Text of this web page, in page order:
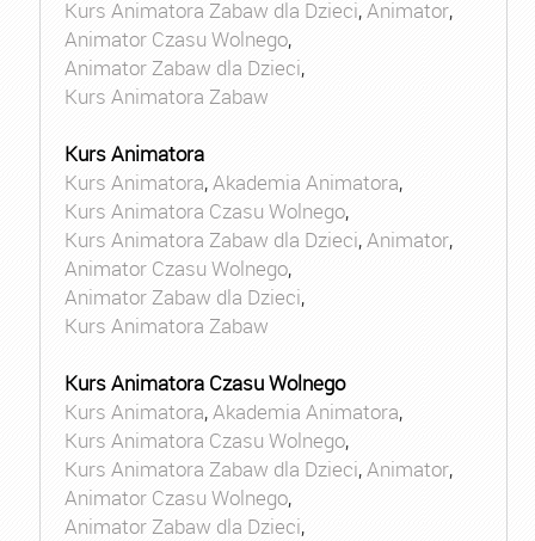
Kurs Animatora Zabaw dla Dzieci,Animator,
Animator Czasu Wolnego,
Animator Zabaw dla Dzieci,
Kurs Animatora Zabaw
Kurs Animatora
Kurs Animatora,Akademia Animatora,
Kurs Animatora Czasu Wolnego,
Kurs Animatora Zabaw dla Dzieci,Animator,
Animator Czasu Wolnego,
Animator Zabaw dla Dzieci,
Kurs Animatora Zabaw
Kurs Animatora Czasu Wolnego
Kurs Animatora,Akademia Animatora,
Kurs Animatora Czasu Wolnego,
Kurs Animatora Zabaw dla Dzieci,Animator,
Animator Czasu Wolnego,
Animator Zabaw dla Dzieci,